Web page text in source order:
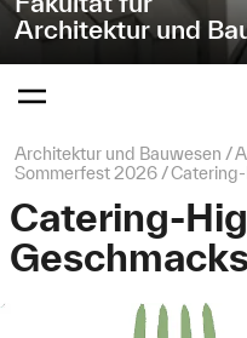
Architektur und
bestätigen
des
Menüs
Seitenpfad:
Architektur und Bauwesen
Sommerfest 2026
Catering-
Catering-